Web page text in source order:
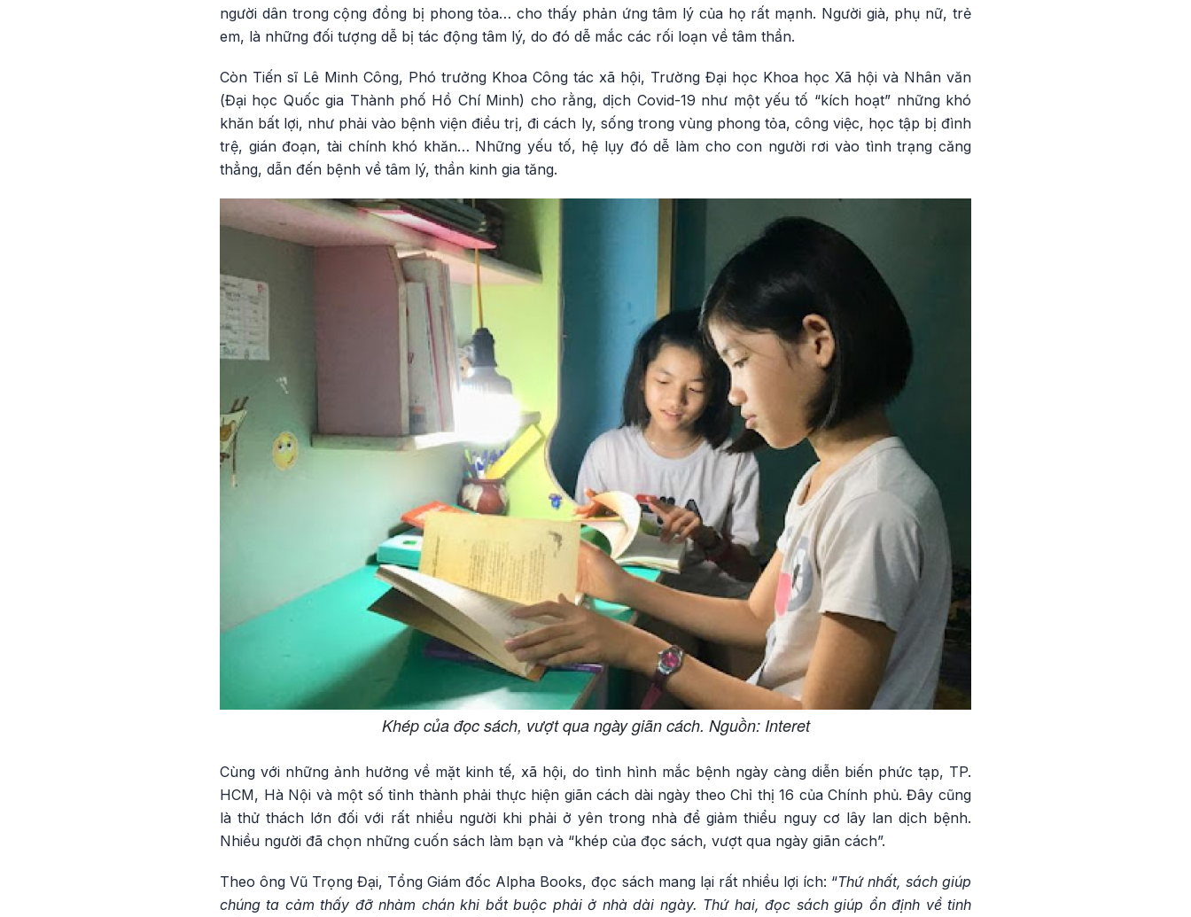
người dân trong cộng đồng bị phong tỏa… cho thấy phản ứng tâm lý của họ rất mạnh. Người già, phụ nữ, trẻ
em, là những đối tượng dễ bị tác động tâm lý, do đó dễ mắc các rối loạn về tâm thần.
Còn Tiến sĩ Lê Minh Công, Phó trưởng Khoa Công tác xã hội, Trường Đại học Khoa học Xã hội và Nhân văn
(Đại học Quốc gia Thành phố Hồ Chí Minh) cho rằng, dịch Covid-19 như một yếu tố “kích hoạt” những khó
khăn bất lợi, như phải vào bệnh viện điều trị, đi cách ly, sống trong vùng phong tỏa, công việc, học tập bị đình
trệ, gián đoạn, tài chính khó khăn… Những yếu tố, hệ lụy đó dễ làm cho con người rơi vào tình trạng căng
thẳng, dẫn đến bệnh về tâm lý, thần kinh gia tăng.
Khép của đọc sách, vượt qua ngày giãn cách. Nguồn: Interet
Cùng với những ảnh hưởng về mặt kinh tế, xã hội, do tình hình mắc bệnh ngày càng diễn biến phức tạp, TP.
HCM, Hà Nội và một số tỉnh thành phải thực hiện giãn cách dài ngày theo Chỉ thị 16 của Chính phủ. Đây cũng
là thử thách lớn đối với rất nhiều người khi phải ở yên trong nhà để giảm thiểu nguy cơ lây lan dịch bệnh.
Nhiều người đã chọn những cuốn sách làm bạn và “khép của đọc sách, vượt qua ngày giãn cách”.
Theo ông Vũ Trọng Đại, Tổng Giám đốc Alpha Books, đọc sách mang lại rất nhiều lợi ích: “Thứ nhất, sách giúp
chúng ta cảm thấy đỡ nhàm chán khi bắt buộc phải ở nhà dài ngày. Thứ hai, đọc sách giúp ổn định về tinh